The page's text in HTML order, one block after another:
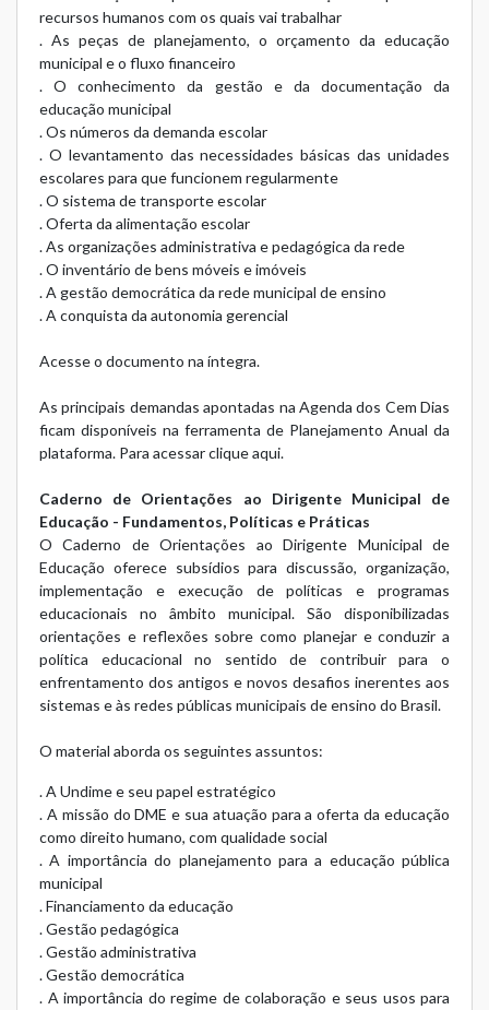
recursos humanos com os quais vai trabalhar
. As peças de planejamento, o orçamento da educação
municipal e o fluxo financeiro
. O conhecimento da gestão e da documentação da
educação municipal
. Os números da demanda escolar
. O levantamento das necessidades básicas das unidades
escolares para que funcionem regularmente
. O sistema de transporte escolar
. Oferta da alimentação escolar
. As organizações administrativa e pedagógica da rede
. O inventário de bens móveis e imóveis
. A gestão democrática da rede municipal de ensino
. A conquista da autonomia gerencial
Acesse o documento na íntegra.
As principais demandas apontadas na Agenda dos Cem Dias
ficam disponíveis na ferramenta de Planejamento Anual da
plataforma. Para acessarclique aqui.
Caderno de Orientações ao Dirigente Municipal de
Educação - Fundamentos, Políticas e Práticas
O Caderno de Orientações ao Dirigente Municipal de
Educação oferece subsídios para discussão, organização,
implementação e execução de políticas e programas
educacionais no âmbito municipal. São disponibilizadas
orientações e reflexões sobre como planejar e conduzir a
política educacional no sentido de contribuir para o
enfrentamento dos antigos e novos desafios inerentes aos
sistemas e às redes públicas municipais de ensino do Brasil.
O material aborda os seguintes assuntos:
. A Undime e seu papel estratégico
. A missão do DME e sua atuação para a oferta da educação
como direito humano, com qualidade social
. A importância do planejamento para a educação pública
municipal
. Financiamento da educação
. Gestão pedagógica
. Gestão administrativa
. Gestão democrática
. A importância do regime de colaboração e seus usos para